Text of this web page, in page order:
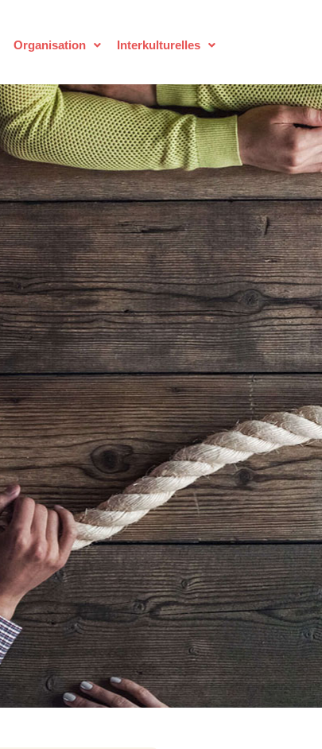
Organisation Interkulturelles